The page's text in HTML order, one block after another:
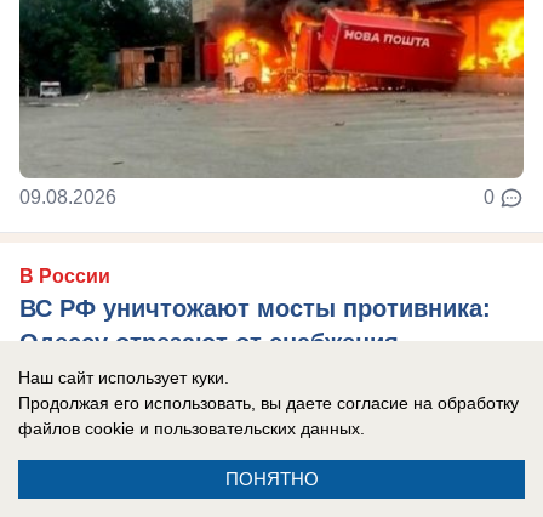
09.08.2026 0
В России
ВС РФ уничтожают мосты противника:
Одессу отрезают от снабжения
Армия России режет пути снабжения противника.
Наш сайт использует куки.
Продолжая его использовать, вы даете согласие на обработку
файлов cookie и пользовательских данных.
ПОНЯТНО